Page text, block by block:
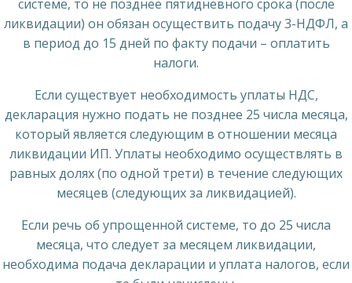
системе, то не позднее пятидневного срока (после
ликвидации) он обязан осуществить подачу 3-НДФЛ, а
в период до 15 дней по факту подачи – оплатить
налоги.
Если существует необходимость уплаты НДС,
декларация нужно подать не позднее 25 числа месяца,
который является следующим в отношении месяца
ликвидации ИП. Уплаты необходимо осуществлять в
равных долях (по одной трети) в течение следующих
месяцев (следующих за ликвидацией).
Если речь об упрощенной системе, то до 25 числа
месяца, что следует за месяцем ликвидации,
необходима подача декларации и уплата налогов, если